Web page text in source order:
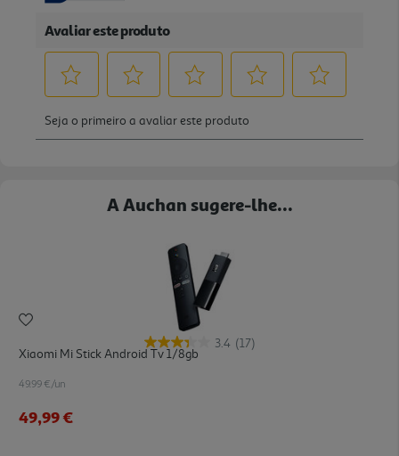
A Auchan sugere-lhe...
3.4 (17)
Xiaomi Mi Stick Android Tv 1/8gb
49.99 €/un
49,99 €